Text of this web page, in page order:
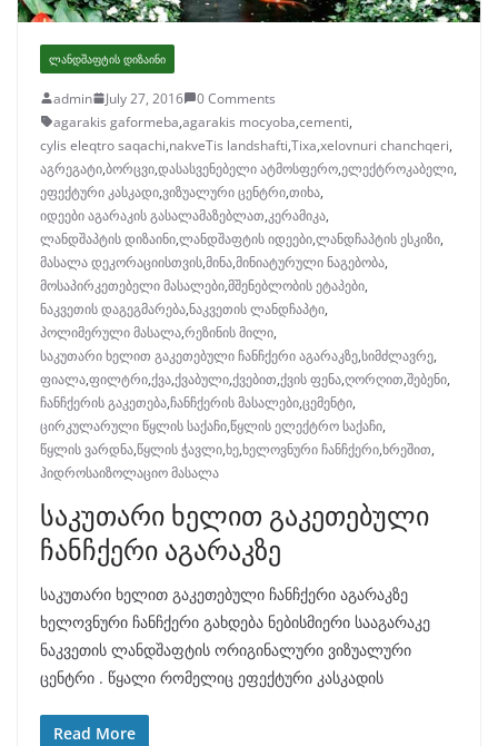
ᲚᲐᲜᲓᲨᲐᲤᲢᲘᲡ ᲓᲘᲖᲐᲘᲜᲘ
admin July 27, 2016
0 Comments
agarakis gaformeba,agarakis mocyoba,cementi,
cylis eleqtro saqachi,nakveTis landshafti,Tixa,xelovnuri chanchqeri,
აგრეგატი,ბორცვი,დასასვენებელი ატმოსფერო,ელექტროკაბელი,
ეფექტური კასკადი,ვიზუალური ცენტრი,თიხა,
იდეები აგარაკის გასალამაზებლათ,კერამიკა,
ლანდშაპტის დიზაინი,ლანდშაფტის იდეები,ლანდჩაპტის ესკიზი,
მასალა დეკორაციისთვის,მინა,მინიატურული ნაგებობა,
მოსაპირკეთებელი მასალები,მშენებლობის ეტაპები,
ნაკვეთის დაგეგმარება,ნაკვეთის ლანდჩაპტი,
პოლიმერული მასალა,რეზინის მილი,
საკუთარი ხელით გაკეთებული ჩანჩქერი აგარაკზე,სიმძლავრე,
ფიალა,ფილტრი,ქვა,ქვაბული,ქვებით,ქვის ფენა,ღორღით,შებენი,
ჩანჩქერის გაკეთება,ჩანჩქერის მასალები,ცემენტი,
ცირკულარული წყლის საქაჩი,წყლის ელექტრო საქაჩი,
წყლის ვარდნა,წყლის ჭავლი,ხე,ხელოვნური ჩანჩქერი,ხრეშით,
ჰიდროსაიზოლაციო მასალა
საკუთარი ხელით გაკეთებული
ჩანჩქერი აგარაკზე
საკუთარი ხელით გაკეთებული ჩანჩქერი აგარაკზე
ხელოვნური ჩანჩქერი გახდება ნებისმიერი სააგარაკე
ნაკვეთის ლანდშაფტის ორიგინალური ვიზუალური
ცენტრი . წყალი რომელიც ეფექტური კასკადის
Read More